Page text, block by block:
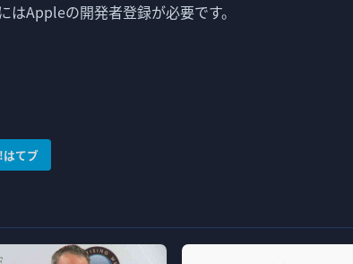
Appleの開発者登録が必要です。
はてブ